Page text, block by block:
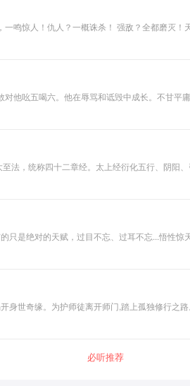
匐在老子脚下！演播：蛐蛐
他吆五喝六。他在辱骂和诋毁中成长。不甘平
法，统称四十二章经。太上经衍化五行、阴
行藏山岳，点指豪情断狱血，擒龙弓满月；金
在无形,究竟他能否彻底解开心结?这一切的谜底
必听推荐